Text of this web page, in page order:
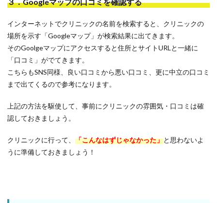
３．Googleマップの口コミを確認する
インターネットでクリニックの名前を検索すると、クリニックの
場所を示す「Googleマップ」が検索結果に出てきます。
そのGoolgeマップにアクセスすると住所とサイトURLと一緒に
「口コミ」がでてきます。
こちらもSNS同様、良い口コミから悪い口コミ、更に中立の口コミ
まで出てくるので参考になります。
上記の方法を駆使して、事前にクリニックの雰囲気・口コミは確
認しておきましょう。
クリニックに行って、 「こんなはずじゃなかった」と思わないよ
うに準備しておきましょう！